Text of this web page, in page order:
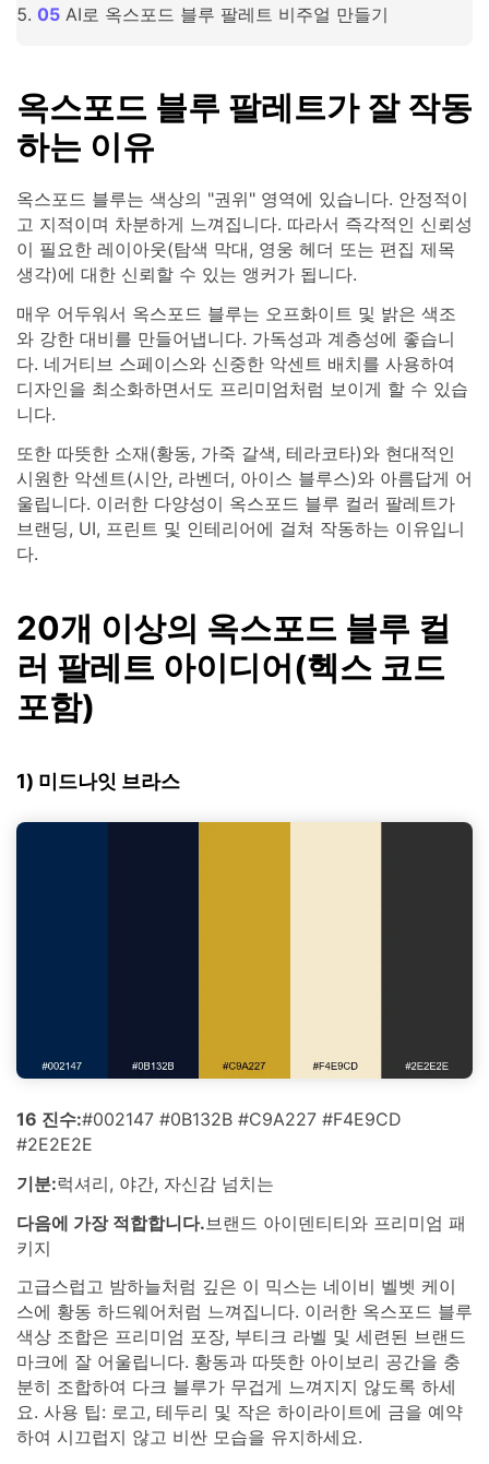
AI로 옥스포드 블루 팔레트 비주얼 만들기
옥스포드 블루 팔레트가 잘 작동
하는 이유
옥스포드 블루는 색상의 "권위" 영역에 있습니다. 안정적이
고 지적이며 차분하게 느껴집니다. 따라서 즉각적인 신뢰성
이 필요한 레이아웃(탐색 막대, 영웅 헤더 또는 편집 제목
생각)에 대한 신뢰할 수 있는 앵커가 됩니다.
매우 어두워서 옥스포드 블루는 오프화이트 및 밝은 색조
와 강한 대비를 만들어냅니다. 가독성과 계층성에 좋습니
다. 네거티브 스페이스와 신중한 악센트 배치를 사용하여
디자인을 최소화하면서도 프리미엄처럼 보이게 할 수 있습
니다.
또한 따뜻한 소재(황동, 가죽 갈색, 테라코타)와 현대적인
시원한 악센트(시안, 라벤더, 아이스 블루스)와 아름답게 어
울립니다. 이러한 다양성이 옥스포드 블루 컬러 팔레트가
브랜딩, UI, 프린트 및 인테리어에 걸쳐 작동하는 이유입니
다.
20개 이상의 옥스포드 블루 컬
러 팔레트 아이디어(헥스 코드
포함)
1) 미드나잇 브라스
16 진수:#002147 #0B132B #C9A227 #F4E9CD
#2E2E2E
기분:럭셔리, 야간, 자신감 넘치는
다음에 가장 적합합니다. 브랜드 아이덴티티와 프리미엄 패
키지
고급스럽고 밤하늘처럼 깊은 이 믹스는 네이비 벨벳 케이
스에 황동 하드웨어처럼 느껴집니다. 이러한 옥스포드 블루
색상 조합은 프리미엄 포장, 부티크 라벨 및 세련된 브랜드
마크에 잘 어울립니다. 황동과 따뜻한 아이보리 공간을 충
분히 조합하여 다크 블루가 무겁게 느껴지지 않도록 하세
요. 사용 팁: 로고, 테두리 및 작은 하이라이트에 금을 예약
하여 시끄럽지 않고 비싼 모습을 유지하세요.